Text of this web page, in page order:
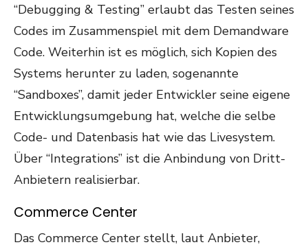
“Debugging & Testing” erlaubt das Testen seines
Codes im Zusammenspiel mit dem Demandware
Code. Weiterhin ist es möglich, sich Kopien des
Systems herunter zu laden, sogenannte
“Sandboxes”, damit jeder Entwickler seine eigene
Entwicklungsumgebung hat, welche die selbe
Code- und Datenbasis hat wie das Livesystem.
Über “Integrations” ist die Anbindung von Dritt-
Anbietern realisierbar.
Commerce Center
Das Commerce Center stellt, laut Anbieter,